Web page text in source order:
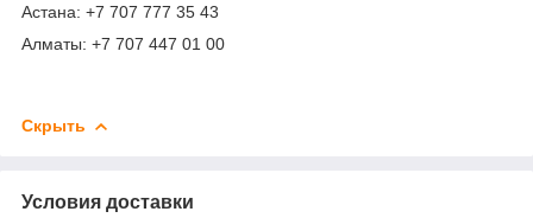
Астана: +7 707 777 35 43
Алматы: +7 707 447 01 00
Скрыть
Условия доставки